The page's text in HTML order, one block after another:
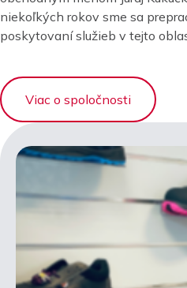
niekoľkých rokov sme sa
poskytovaní služieb v tejto
Viac o spoločnosti